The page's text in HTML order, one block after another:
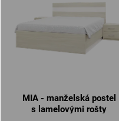
MIA - manželská postel
s lamelovými rošty